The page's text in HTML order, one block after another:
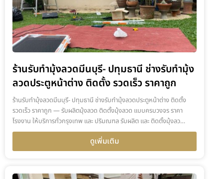
ร้านรับทำมุ้งลวดมีนบุรี- ปทุมธานี ช่างรับทำมุ้ง
ลวดประตูหน้าต่าง ติดตั้ง รวดเร็ว ราคาถูก
ร้านรับทำมุ้งลวดมีนบุรี- ปทุมธานี ช่างรับทำมุ้งลวดประตูหน้าต่าง ติดตั้ง
รวดเร็ว ราคาถูก — รับผลิตมุ้งลวด ติดตั้งมุ้งลวด แบบครบวงจร ราคา
โรงงาน ให้บริการทั่วกรุงเทพ และ ปริมณฑล รับผลิต และ ติดตั้งมุ้งลว…
ดูเพิ่มเติม